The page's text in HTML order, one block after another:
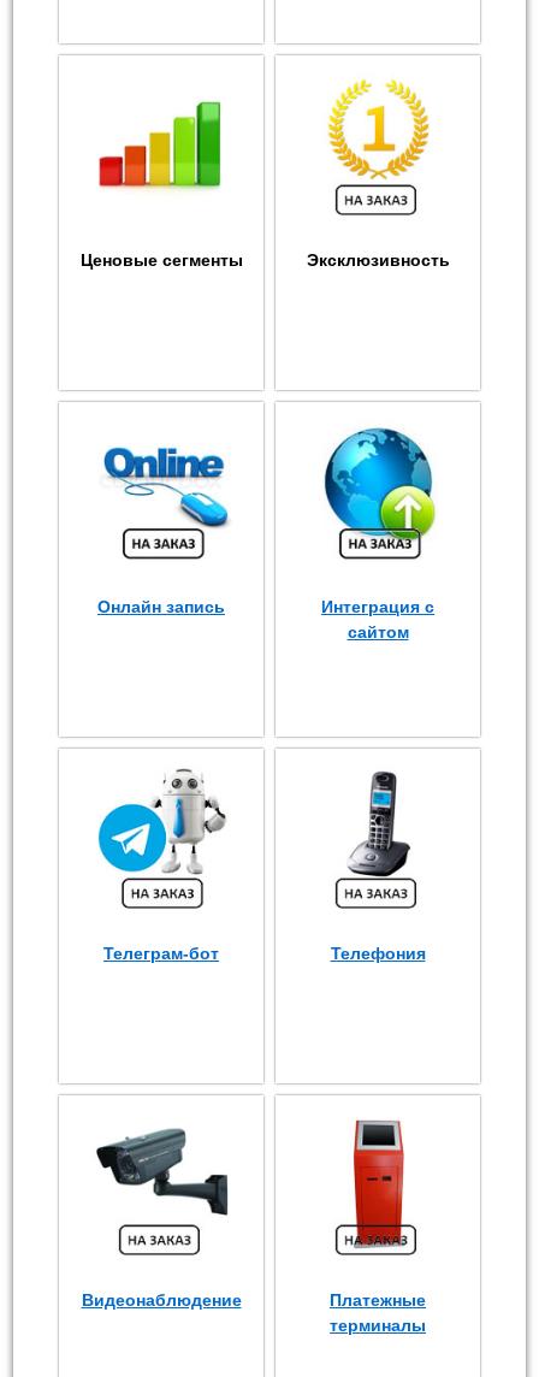
Ценовые сегменты Эксклюзивность
Онлайн запись
Интеграция с
сайтом
Телеграм-бот Телефония
Видеонаблюдение
Платежные
терминалы